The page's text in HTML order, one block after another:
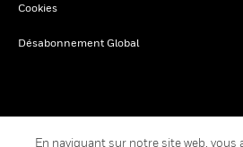
Cookies
Désabonnement Global
En naviguant sur notre site web, vous